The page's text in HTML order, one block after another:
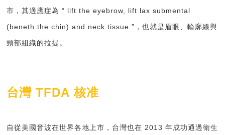
市，其適應症為 “ lift the eyebrow, lift lax submental
(beneth the chin) and neck tissue”，也就是眉眼、輪廓線與
頸部組織的拉提。
台灣TFDA核准
自從美國音波在世界各地上市，台灣也在 2013年成功通過衛生